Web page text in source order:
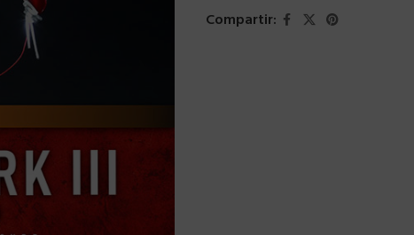
Compartir: